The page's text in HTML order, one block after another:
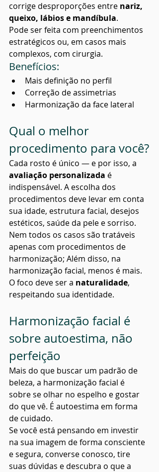
corrige desproporções entre nariz,
queixo, lábios e mandíbula.
Pode ser feita com preenchimentos
estratégicos ou, em casos mais
complexos, com cirurgia.
Benefícios:
Mais definição no perfil
Correção de assimetrias
Harmonização da face lateral
Qual o melhor
procedimento para você?
Cada rosto é único — e por isso, a
avaliação personalizada é
indispensável. A escolha dos
procedimentos deve levar em conta
sua idade, estrutura facial, desejos
estéticos, saúde da pele e sorriso.
Nem todos os casos são tratáveis
apenas com procedimentos de
harmonização; Além disso, na
harmonização facial, menos é mais.
O foco deve ser a naturalidade,
respeitando sua identidade.
Harmonização facial é
sobre autoestima, não
perfeição
Mais do que buscar um padrão de
beleza, a harmonização facial é
sobre se olhar no espelho e gostar
do que vê. É autoestima em forma
de cuidado.
Se você está pensando em investir
na sua imagem de forma consciente
e segura, converse conosco, tire
suas dúvidas e descubra o que a